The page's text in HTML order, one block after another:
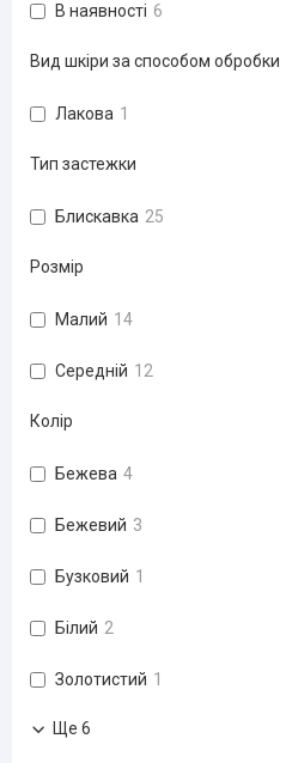
В наявності 6
Вид шкіри за способом обробки
Лакова 1
Тип застежки
Блискавка 25
Розмір
Малий 14
Середній 12
Колір
Бежева 4
Бежевий 3
Бузковий 1
Білий 2
Золотистий 1
Ще 6